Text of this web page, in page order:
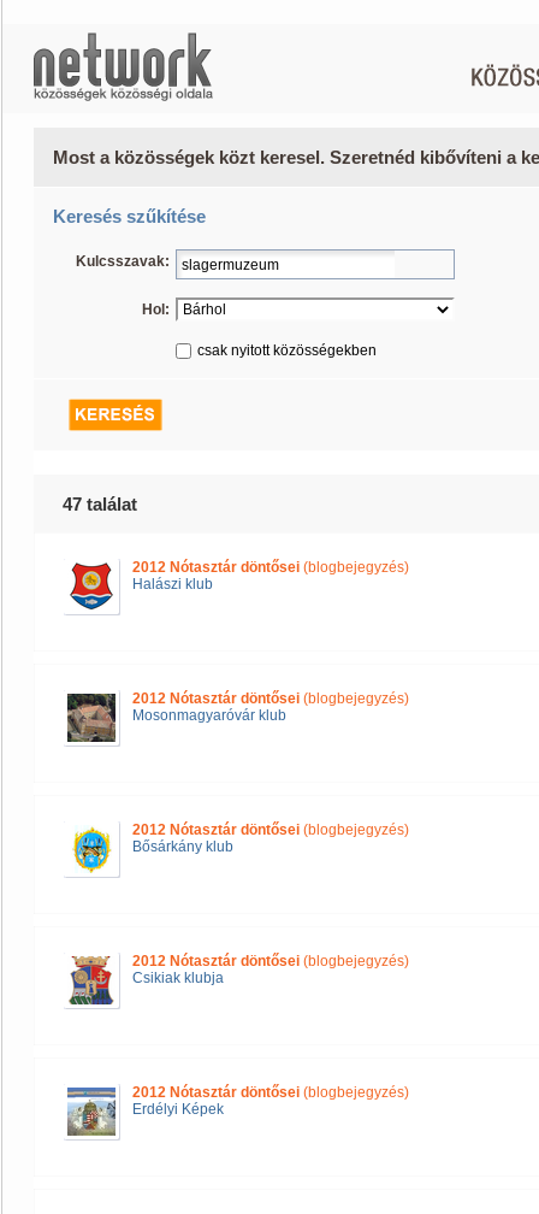
Most a közösségek közt keresel. Szeretnéd kibővíteni a
Keresés szűkítése
Kulcsszavak:
Hol:
csak nyitott közösségekben
47 találat
2012 Nótasztár döntősei (blogbejegyzés)
Halászi klub
2012 Nótasztár döntősei (blogbejegyzés)
Mosonmagyaróvár klub
2012 Nótasztár döntősei (blogbejegyzés)
Bősárkány klub
2012 Nótasztár döntősei (blogbejegyzés)
Csikiak klubja
2012 Nótasztár döntősei (blogbejegyzés)
Erdélyi Képek